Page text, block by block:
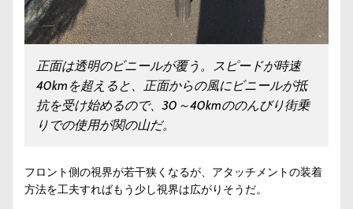
正面は透明のビニールが覆う。スピードが時速
40kmを超えると、正面からの風にビニールが抵
抗を受け始めるので、30～40kmののんびり街乗
りでの使用が関の山だ。
フロント側の視界が若干狭くなるが、アタッチメントの装着
方法を工夫すればもう少し視界は広がりそうだ。